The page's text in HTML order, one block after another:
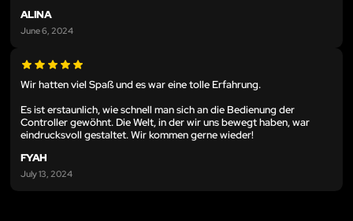
ALINA
June 6, 2024
Wir hatten viel Spaß und es war eine tolle Erfahrung.
Es ist erstaunlich, wie schnell man sich an die Bedienung der
Controller gewöhnt. Die Welt, in der wir uns bewegt haben, war
eindrucksvoll gestaltet. Wir kommen gerne wieder!
FYAH
July 13, 2024